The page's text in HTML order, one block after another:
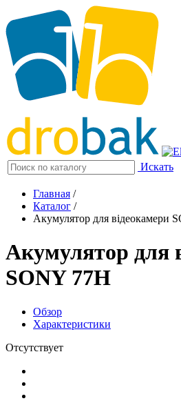
Искать
Главная /
Каталог /
Акумулятор для відеокамери
Акумулятор для
SONY 77H
Обзор
Характеристики
Отсутствует